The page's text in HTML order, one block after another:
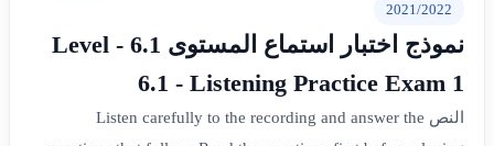
2021/2022
نموذج اختبار استماع المستوى 6.1 - Level
6.1 - Listening Practice Exam 1
النص Listen carefully to the recording and answer the